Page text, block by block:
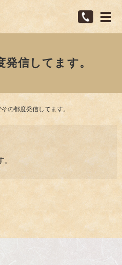
発信してます。
その都度発信してます。